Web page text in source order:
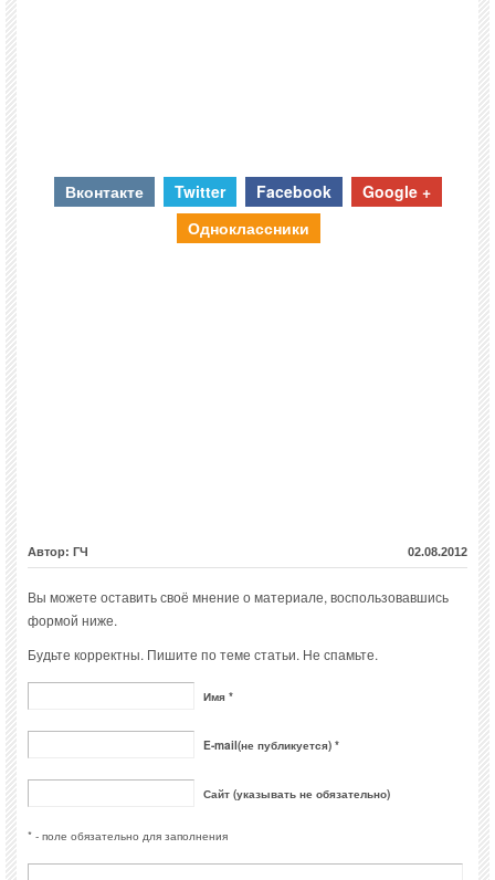
Вконтакте Twitter Facebook
Google +
Одноклассники
Автор: ГЧ 02.08.2012
Вы можете оставить своё мнение о материале, воспользовавшись
формой ниже.
Будьте корректны. Пишите по теме статьи. Не спамьте.
Имя *
E-mail(не публикуется) *
Сайт (указывать не обязательно)
* - поле обязательно для заполнения